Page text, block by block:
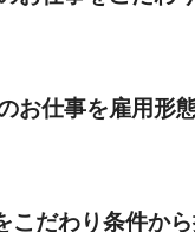
お仕事を雇用形
こだわり条件か